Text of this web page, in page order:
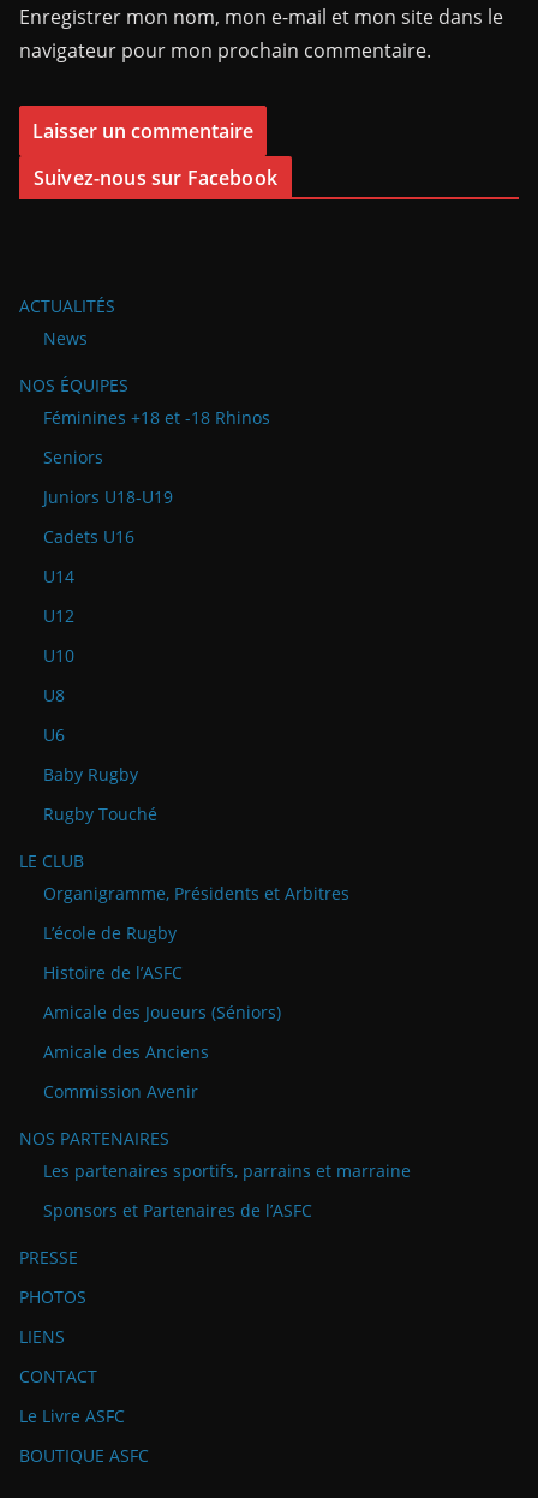
Enregistrer mon nom, mon e-mail et mon site dans le
navigateur pour mon prochain commentaire.
Suivez-nous sur Facebook
ACTUALITÉS
News
NOS ÉQUIPES
Féminines +18 et -18 Rhinos
Seniors
Juniors U18-U19
Cadets U16
U14
U12
U10
U8
U6
Baby Rugby
Rugby Touché
LE CLUB
Organigramme, Présidents et Arbitres
L’école de Rugby
Histoire de l’ASFC
Amicale des Joueurs (Séniors)
Amicale des Anciens
Commission Avenir
NOS PARTENAIRES
Les partenaires sportifs, parrains et marraine
Sponsors et Partenaires de l’ASFC
PRESSE
PHOTOS
LIENS
CONTACT
Le Livre ASFC
BOUTIQUE ASFC